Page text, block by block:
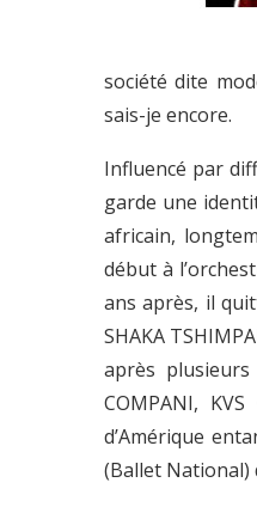
société dite
sais-je encore.
Influencé par
garde une
africain,
début à
ans après, il
SHAKA
après
COMPANI,
d’Amérique
(Ballet National)